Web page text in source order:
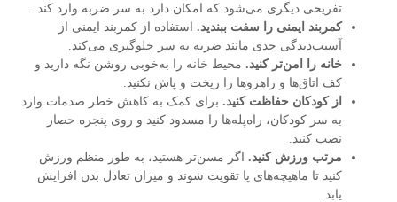
تفریحی دیگری می‌شود که امکان دارد به سر ضربه وارد کند.
کمربند ایمنی را سفت ببندید.استفاده از کمربند ایمنی از
آسیب‌دیدگی جدی مانند ضربه به سر جلوگیری می‌کند.
خانه را امن‌تر کنید.محیط خانه را به‌خوبی روشن نگه دارید و
کف اتاق‌ها و راهروها را ریخت و پاش نکنید.
از کودکان حفاظت کنید.برای کمک به کاهش خطر صدمات وارد
به سر کودکان، راه‌پله‌ها را مسدود کنید و روی پنجره حصار
نصب کنید.
مرتب ورزش کنید.اگر مسن‌تر هستید، به طور منظم ورزش
کنید تا ماهیچه‌های پا تقویت شوند و میزان تعادل بدن افزایش
یابد.